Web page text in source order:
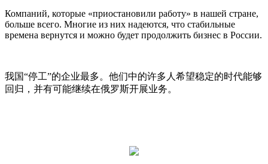
Компаний, которые «приостановили работу» в нашей стране,
больше всего. Многие из них надеются, что стабильные
времена вернутся и можно будет продолжить бизнес в России.
我国“停工”的企业最多。他们中的许多人希望稳定的时代能够
回归，并有可能继续在俄罗斯开展业务。